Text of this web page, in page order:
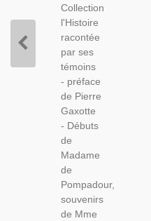
Collection
l'Histoire
racontée
par ses
témoins
- préface
de Pierre
Gaxotte
- Débuts
de
Madame
de
Pompadour,
souvenirs
de Mme